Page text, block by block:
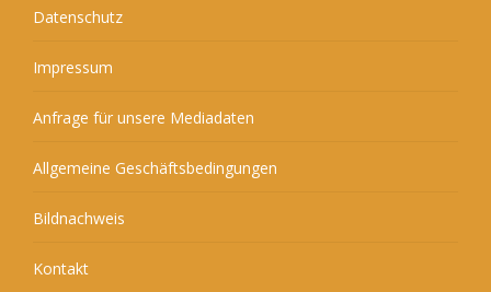
Datenschutz
Impressum
Anfrage für unsere Mediadaten
Allgemeine Geschäftsbedingungen
Bildnachweis
Kontakt